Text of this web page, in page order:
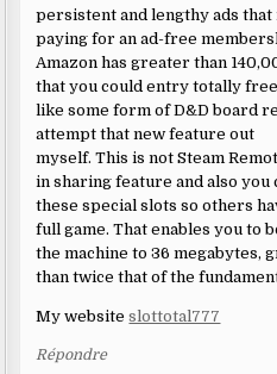
persistent and lengthy ads
paying for an ad-free
Amazon has greater than
that you could entry totally
like some form of D&D board
attempt that new feature out
myself. This is not Steam
in sharing feature and also you
these special slots so others
full game. That enables you to
the machine to 36 megabytes,
than twice that of the
My websiteslottotal777
Répondre